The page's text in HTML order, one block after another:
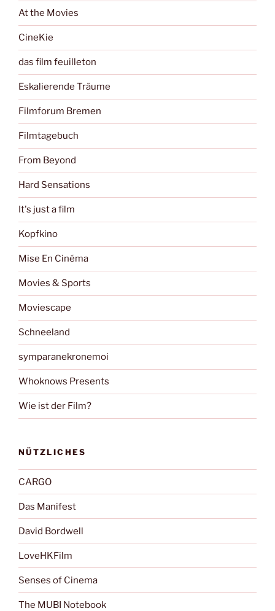
At the Movies
CineKie
das film feuilleton
Eskalierende Träume
Filmforum Bremen
Filmtagebuch
From Beyond
Hard Sensations
It's just a film
Kopfkino
Mise En Cinéma
Movies & Sports
Moviescape
Schneeland
symparanekronemoi
Whoknows Presents
Wie ist der Film?
NÜTZLICHES
CARGO
Das Manifest
David Bordwell
LoveHKFilm
Senses of Cinema
The MUBI Notebook